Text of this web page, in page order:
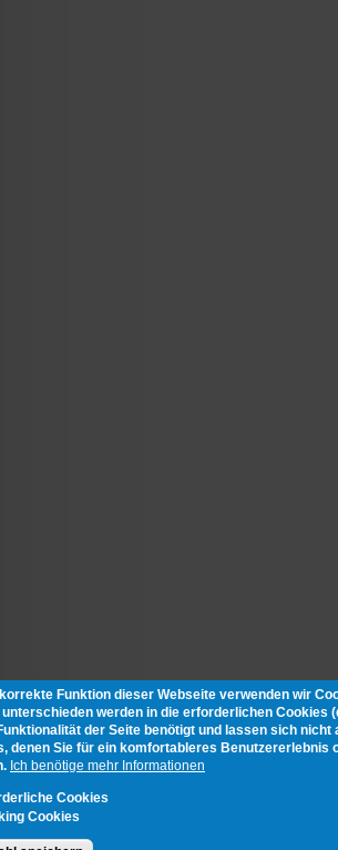
Funktion dieser Webseite verwenden wir
unterschieden werden in die erforderlichen Cookies
der Seite benötigt und lassen sich nicht
denen Sie für ein komfortableres Benutzererlebnis
Ich benötige mehr Informationen
Cookies
Cookies